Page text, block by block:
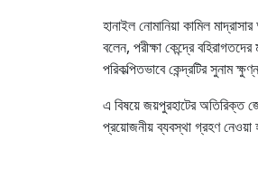
হানাইল নোমানিয়া কামিল
বলেন, পরীক্ষা কেন্দ্রে
পরিকল্পিতভাবে কেন্দ্রটির সুনাম
এ বিষয়ে জয়পুরহাটের অতিরিক্ত
প্রয়োজনীয় ব্যবস্থা গ্রহণ নেওয়া